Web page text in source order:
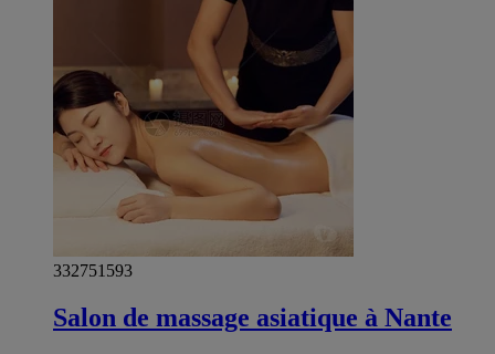
332751593
Salon de massage asiatique à Nante